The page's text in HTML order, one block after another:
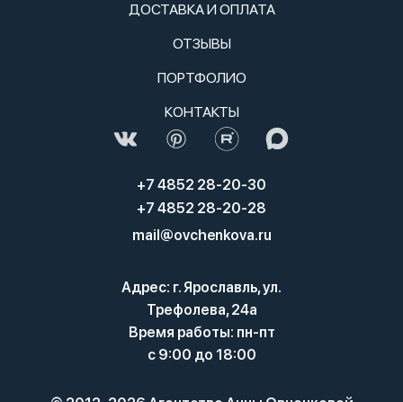
ДОСТАВКА И ОПЛАТА
ОТЗЫВЫ
ПОРТФОЛИО
КОНТАКТЫ
+7 4852 28-20-30
+7 4852 28-20-28
mail@ovchenkova.ru
Адрес: г. Ярославль, ул.
Трефолева, 24а
Время работы: пн-пт
с 9:00 до 18:00